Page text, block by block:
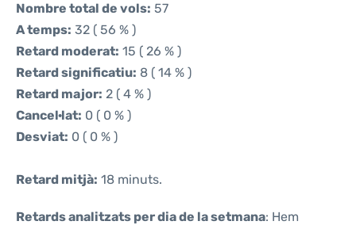
Nombre total de vols: 57
A temps: 32 ( 56 % )
Retard moderat: 15 ( 26 % )
Retard significatiu: 8 ( 14 % )
Retard major: 2 ( 4 % )
Cancel·lat: 0 ( 0 % )
Desviat: 0 ( 0 % )
Retard mitjà: 18 minuts.
Retards analitzats per dia de la setmana: Hem